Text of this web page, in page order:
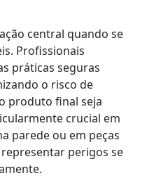
central quando se
Profissionais
práticas seguras
o risco de
produto final seja
crucial em
parede ou em peças
perigos se